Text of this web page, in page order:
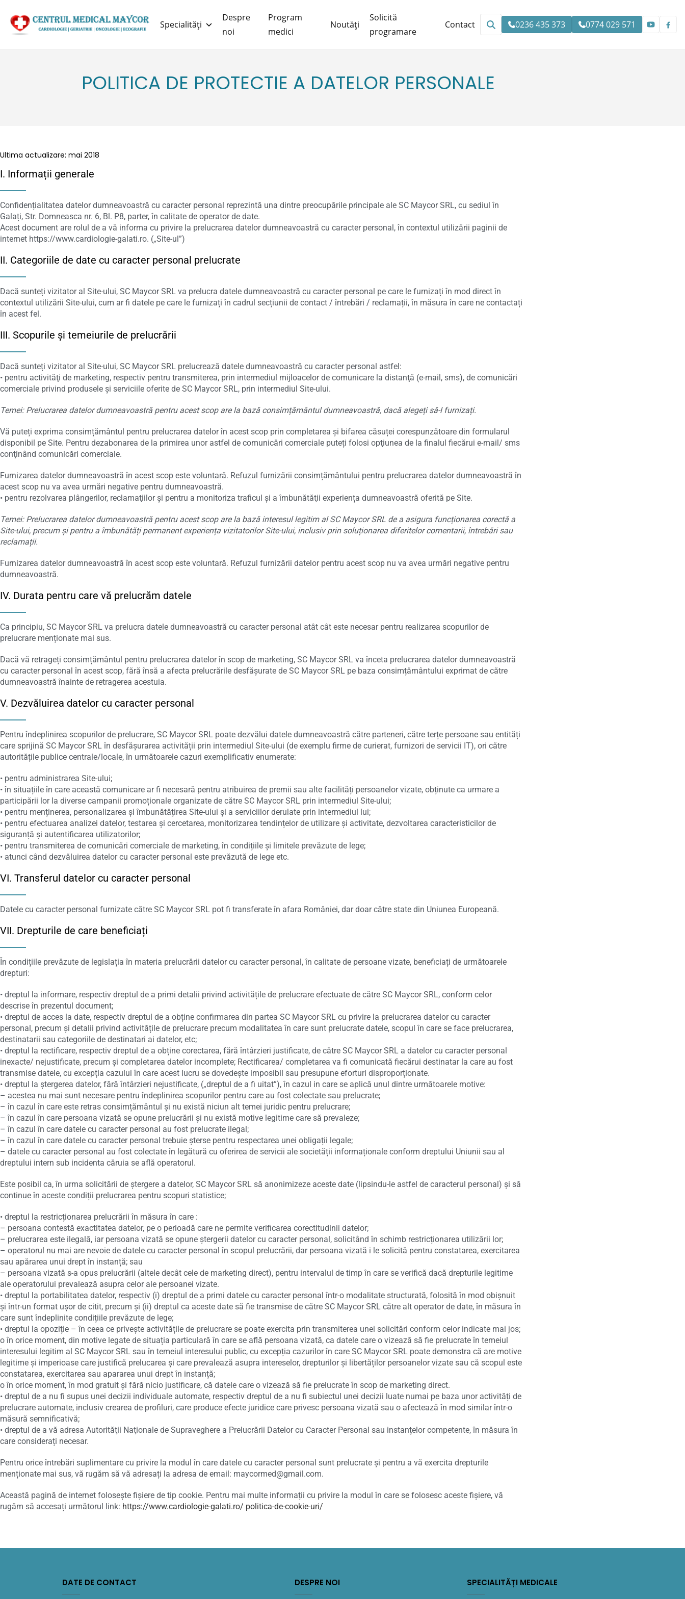
Specialități
Despre
noi
Program
medici
Noutăți
Solicită
programare
Contact 0236 435 373 0774 029 571
POLITICA DE PROTECTIE A DATELOR PERSONALE
Ultima actualizare: mai 2018
I. Informații generale
Confidențialitatea datelor dumneavoastră cu caracter personal reprezintă una dintre preocupările principale ale SC Maycor SRL, cu sediul în
Galați, Str. Domneasca nr. 6, Bl. P8, parter, în calitate de operator de date.
Acest document are rolul de a vă informa cu privire la prelucrarea datelor dumneavoastră cu caracter personal, în contextul utilizării paginii de
internet https://www.cardiologie-galati.ro. („Site-ul”)
II. Categoriile de date cu caracter personal prelucrate
Dacă sunteți vizitator al Site-ului, SC Maycor SRL va prelucra datele dumneavoastră cu caracter personal pe care le furnizați în mod direct în
contextul utilizării Site-ului, cum ar fi datele pe care le furnizați în cadrul secțiunii de contact / întrebări / reclamații, în măsura în care ne contactați
în acest fel.
III. Scopurile și temeiurile de prelucrării
Dacă sunteți vizitator al Site-ului, SC Maycor SRL prelucrează datele dumneavoastră cu caracter personal astfel:
• pentru activităţi de marketing, respectiv pentru transmiterea, prin intermediul mijloacelor de comunicare la distanţă (e-mail, sms), de comunicări
comerciale privind produsele şi serviciile oferite de SC Maycor SRL, prin intermediul Site-ului.
Temei: Prelucrarea datelor dumneavoastră pentru acest scop are la bază consimțământul dumneavoastră, dacă alegeți să-l furnizați.
Vă puteți exprima consimțământul pentru prelucrarea datelor în acest scop prin completarea și bifarea căsuței corespunzătoare din formularul
disponibil pe Site. Pentru dezabonarea de la primirea unor astfel de comunicări comerciale puteți folosi opţiunea de la finalul fiecărui e-mail/ sms
conţinând comunicări comerciale.
Furnizarea datelor dumneavoastră în acest scop este voluntară. Refuzul furnizării consimțământului pentru prelucrarea datelor dumneavoastră în
acest scop nu va avea urmări negative pentru dumneavoastră.
• pentru rezolvarea plângerilor, reclamaţiilor şi pentru a monitoriza traficul și a îmbunătăţii experiența dumneavoastră oferită pe Site.
Temei: Prelucrarea datelor dumneavoastră pentru acest scop are la bază interesul legitim al SC Maycor SRL de a asigura funcționarea corectă a
Site-ului, precum și pentru a îmbunătăți permanent experiența vizitatorilor Site-ului, inclusiv prin soluționarea diferitelor comentarii, întrebări sau
reclamații.
Furnizarea datelor dumneavoastră în acest scop este voluntară. Refuzul furnizării datelor pentru acest scop nu va avea urmări negative pentru
dumneavoastră.
IV. Durata pentru care vă prelucrăm datele
Ca principiu, SC Maycor SRL va prelucra datele dumneavoastră cu caracter personal atât cât este necesar pentru realizarea scopurilor de
prelucrare menționate mai sus.
Dacă vă retrageți consimțământul pentru prelucrarea datelor în scop de marketing, SC Maycor SRL va înceta prelucrarea datelor dumneavoastră
cu caracter personal în acest scop, fără însă a afecta prelucrările desfășurate de SC Maycor SRL pe baza consimțământului exprimat de către
dumneavoastră înainte de retragerea acestuia.
V. Dezvăluirea datelor cu caracter personal
Pentru îndeplinirea scopurilor de prelucrare, SC Maycor SRL poate dezvălui datele dumneavoastră către parteneri, către terțe persoane sau entități
care sprijină SC Maycor SRL în desfășurarea activității prin intermediul Site-ului (de exemplu firme de curierat, furnizori de servicii IT), ori către
autoritățile publice centrale/locale, în următoarele cazuri exemplificativ enumerate:
• pentru administrarea Site-ului;
• în situațiile în care această comunicare ar fi necesară pentru atribuirea de premii sau alte facilități persoanelor vizate, obținute ca urmare a
participării lor la diverse campanii promoționale organizate de către SC Maycor SRL prin intermediul Site-ului;
• pentru menținerea, personalizarea și îmbunătățirea Site-ului și a serviciilor derulate prin intermediul lui;
• pentru efectuarea analizei datelor, testarea și cercetarea, monitorizarea tendințelor de utilizare și activitate, dezvoltarea caracteristicilor de
siguranță și autentificarea utilizatorilor;
• pentru transmiterea de comunicări comerciale de marketing, în condițiile și limitele prevăzute de lege;
• atunci când dezvăluirea datelor cu caracter personal este prevăzută de lege etc.
VI. Transferul datelor cu caracter personal
Datele cu caracter personal furnizate către SC Maycor SRL pot fi transferate în afara României, dar doar către state din Uniunea Europeană.
VII. Drepturile de care beneficiați
În condițiile prevăzute de legislația în materia prelucrării datelor cu caracter personal, în calitate de persoane vizate, beneficiați de următoarele
drepturi:
• dreptul la informare, respectiv dreptul de a primi detalii privind activitățile de prelucrare efectuate de către SC Maycor SRL, conform celor
descrise în prezentul document;
• dreptul de acces la date, respectiv dreptul de a obține confirmarea din partea SC Maycor SRL cu privire la prelucrarea datelor cu caracter
personal, precum și detalii privind activitățile de prelucrare precum modalitatea în care sunt prelucrate datele, scopul în care se face prelucrarea,
destinatarii sau categoriile de destinatari ai datelor, etc;
• dreptul la rectificare, respectiv dreptul de a obține corectarea, fără întârzieri justificate, de către SC Maycor SRL a datelor cu caracter personal
inexacte/ nejustificate, precum și completarea datelor incomplete; Rectificarea/ completarea va fi comunicată fiecărui destinatar la care au fost
transmise datele, cu excepția cazului în care acest lucru se dovedește imposibil sau presupune eforturi disproporționate.
• dreptul la ștergerea datelor, fără întârzieri nejustificate, („dreptul de a fi uitat”), în cazul in care se aplică unul dintre următoarele motive:
– acestea nu mai sunt necesare pentru îndeplinirea scopurilor pentru care au fost colectate sau prelucrate;
– în cazul în care este retras consimțământul și nu există niciun alt temei juridic pentru prelucrare;
– în cazul în care persoana vizată se opune prelucrării și nu există motive legitime care să prevaleze;
– în cazul în care datele cu caracter personal au fost prelucrate ilegal;
– în cazul în care datele cu caracter personal trebuie șterse pentru respectarea unei obligații legale;
– datele cu caracter personal au fost colectate în legătură cu oferirea de servicii ale societății informaționale conform dreptului Uniunii sau al
dreptului intern sub incidenta căruia se află operatorul.
Este posibil ca, în urma solicitării de ștergere a datelor, SC Maycor SRL să anonimizeze aceste date (lipsindu-le astfel de caracterul personal) și să
continue în aceste condiții prelucrarea pentru scopuri statistice;
• dreptul la restricționarea prelucrării în măsura în care :
– persoana contestă exactitatea datelor, pe o perioadă care ne permite verificarea corectitudinii datelor;
– prelucrarea este ilegală, iar persoana vizată se opune ștergerii datelor cu caracter personal, solicitând în schimb restricționarea utilizării lor;
– operatorul nu mai are nevoie de datele cu caracter personal în scopul prelucrării, dar persoana vizată i le solicită pentru constatarea, exercitarea
sau apărarea unui drept în instanță; sau
– persoana vizată s-a opus prelucrării (altele decât cele de marketing direct), pentru intervalul de timp în care se verifică dacă drepturile legitime
ale operatorului prevalează asupra celor ale persoanei vizate.
• dreptul la portabilitatea datelor, respectiv (i) dreptul de a primi datele cu caracter personal într-o modalitate structurată, folosită în mod obișnuit
și într-un format ușor de citit, precum și (ii) dreptul ca aceste date să fie transmise de către SC Maycor SRL către alt operator de date, în măsura în
care sunt îndeplinite condițiile prevăzute de lege;
• dreptul la opoziție – în ceea ce privește activitățile de prelucrare se poate exercita prin transmiterea unei solicitări conform celor indicate mai jos;
o în orice moment, din motive legate de situația particulară în care se află persoana vizată, ca datele care o vizează să fie prelucrate în temeiul
interesului legitim al SC Maycor SRL sau în temeiul interesului public, cu excepția cazurilor în care SC Maycor SRL poate demonstra că are motive
legitime și imperioase care justifică prelucarea și care prevalează asupra intereselor, drepturilor și libertăților persoanelor vizate sau că scopul este
constatarea, exercitarea sau apararea unui drept în instanță;
o în orice moment, în mod gratuit și fără nicio justificare, că datele care o vizează să fie prelucrate în scop de marketing direct.
• dreptul de a nu fi supus unei decizii individuale automate, respectiv dreptul de a nu fi subiectul unei decizii luate numai pe baza unor activități de
prelucrare automate, inclusiv crearea de profiluri, care produce efecte juridice care privesc persoana vizată sau o afectează în mod similar într-o
măsură semnificativă;
• dreptul de a vă adresa Autorităţii Naţionale de Supraveghere a Prelucrării Datelor cu Caracter Personal sau instanțelor competente, în măsura în
care considerați necesar.
Pentru orice întrebări suplimentare cu privire la modul în care datele cu caracter personal sunt prelucrate și pentru a vă exercita drepturile
menționate mai sus, vă rugăm să vă adresați la adresa de email: maycormed@gmail.com.
Această pagină de internet folosește fișiere de tip cookie. Pentru mai multe informații cu privire la modul în care se folosesc aceste fișiere, vă
rugăm să accesați următorul link: https://www.cardiologie-galati.ro/ politica-de-cookie-uri/
DATE DE CONTACT DESPRE NOI SPECIALITĂȚI MEDICALE